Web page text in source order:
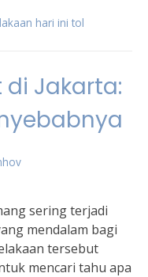
hari ini tol
di Jakarta:
sering terjadi
mendalam bagi
tersebut
mencari tahu apa